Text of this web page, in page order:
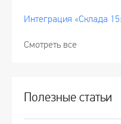
Интеграция «Склада
Смотреть все
Полезные статьи